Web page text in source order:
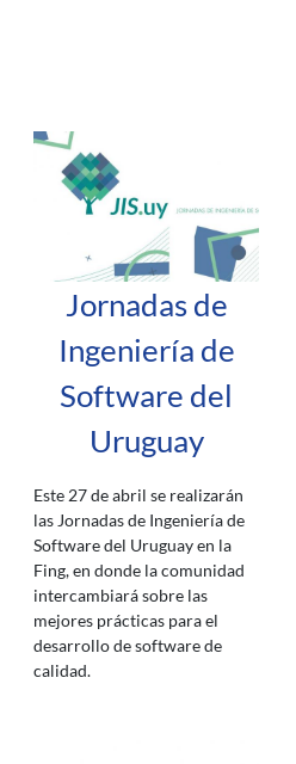
Jornadas de
Ingeniería de
Software del
Uruguay
Este 27 de abril se realizarán
las Jornadas de Ingeniería de
Software del Uruguay en la
Fing, en donde la comunidad
intercambiará sobre las
mejores prácticas para el
desarrollo de software de
calidad.